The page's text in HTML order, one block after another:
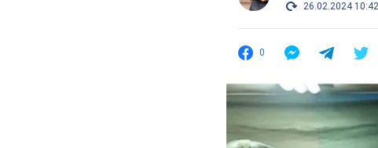
26.02.2024 10:42
0